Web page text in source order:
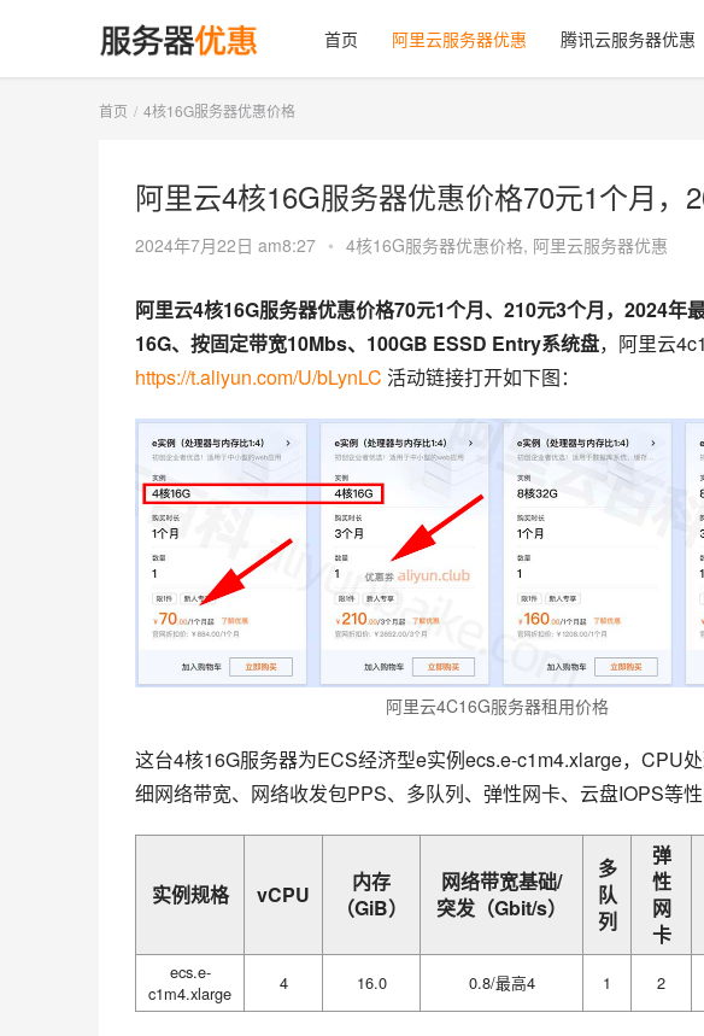
首页 阿里云服务器优惠 腾讯云服务器优惠
首页 4核16G服务器优惠价格
阿里云4核16G服务器优惠价格70元1个月，
2024年7月22日 am8:27 • 4核16G服务器优惠价格, 阿里云服务器优惠
阿里云4核16G服务器优惠价格70元1个月、210元3个月，2024年
16G、按固定带宽10Mbs、100GB ESSD Entry系统盘
https://t.aliyun.com/U/bLynLC 活动链接打开如下图：
阿里云4C16G服务器租用价格
这台4核16G服务器为ECS经济型e实例ecs.e-c1m4.xlarge，CPU
细网络带宽、网络收发包PPS、多队列、弹性网卡、云盘IOPS等性
实例规格 vCPU
内存
（GiB）
网络带宽基础/
突发（Gbit/s）
多
队
列
弹
性
网
卡
ecs.e-
c1m4.xlarge
4 16.0 0.8/最高4 1 2